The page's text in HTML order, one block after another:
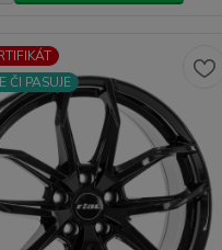
ČI PASUJE